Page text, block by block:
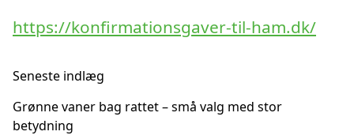
https://konfirmationsgaver-til-ham.dk/
Seneste indlæg
Grønne vaner bag rattet – små valg med stor
betydning